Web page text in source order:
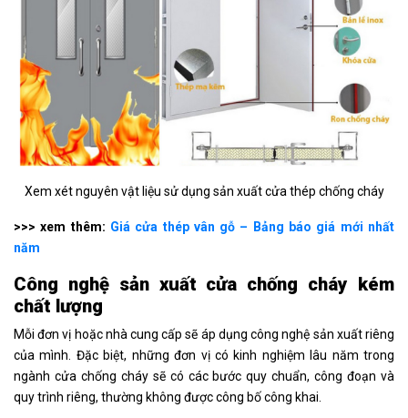
Xem xét nguyên vật liệu sử dụng sản xuất cửa thép chống cháy
>>> xem thêm: Giá cửa thép vân gỗ – Bảng báo giá mới nhất
năm
Công nghệ sản xuất cửa chống cháy kém
chất lượng
Mỗi đơn vị hoặc nhà cung cấp sẽ áp dụng công nghệ sản xuất riêng
của mình. Đặc biệt, những đơn vị có kinh nghiệm lâu năm trong
ngành cửa chống cháy sẽ có các bước quy chuẩn, công đoạn và
quy trình riêng, thường không được công bố công khai.